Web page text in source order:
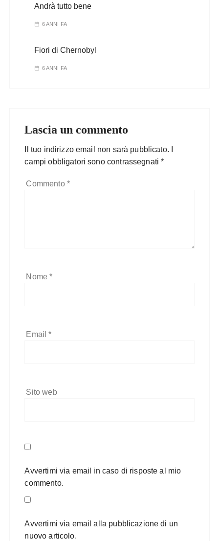
Andrà tutto bene
6 ANNI FA
Fiori di Chernobyl
6 ANNI FA
Lascia un commento
Il tuo indirizzo email non sarà pubblicato.
campi obbligatori sono contrassegnati*
Commento *
Nome*
Email*
Sito web
Avvertimi via email in caso di risposte al mio
commento.
Avvertimi via email alla pubblicazione di un
nuovo articolo.